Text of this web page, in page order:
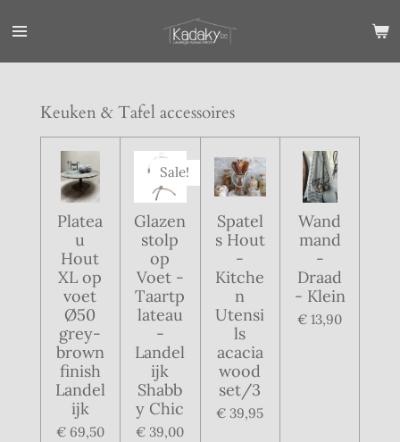
direct
Keuken & Tafel accessoires
Platea
u
Hout
XL op
voet
Ø50
grey-
brown
finish
Landel
ijk
€ 69,50
Sale!
Glazen
stolp
op
Voet -
Taartp
lateau
-
Landel
ijk
Shabb
y Chic
€ 39,00
Spatel
s Hout
-
Kitche
n
Utensi
ls
acacia
wood
set/3
€ 39,95
Wand
mand
-
Draad
- Klein
€ 13,90